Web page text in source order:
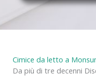
Cimice da letto a
Da più di tre decenni